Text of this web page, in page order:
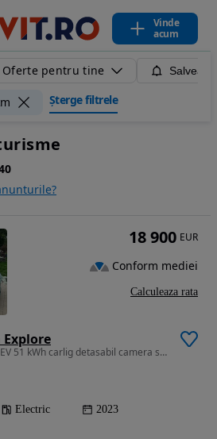
Vinde
acum
Oferte pentru tine
Șterge filtrele
Explore
170 CP • MG4 Elec. 170 CP EV 51 kWh carlig detasabil camera spate – 2024
Electric 2023
18 900 EUR
Conform mediei
Calculeaza rata